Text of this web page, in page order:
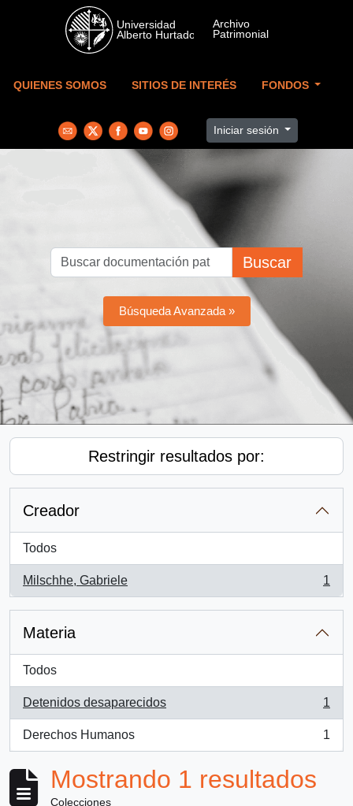
Skip to main content
QUIENES SOMOS SITIOS DE INTERÉS FONDOS
Iniciar sesión
Buscar
Búsqueda Avanzada »
Restringir resultados por:
Creador
Todos
Milschhe, Gabriele
, 1 resultados
1
Materia
Todos
Detenidos desaparecidos
, 1 resultados
1
Derechos Humanos
, 1 resultados
1
Mostrando 1 resultados
Colecciones